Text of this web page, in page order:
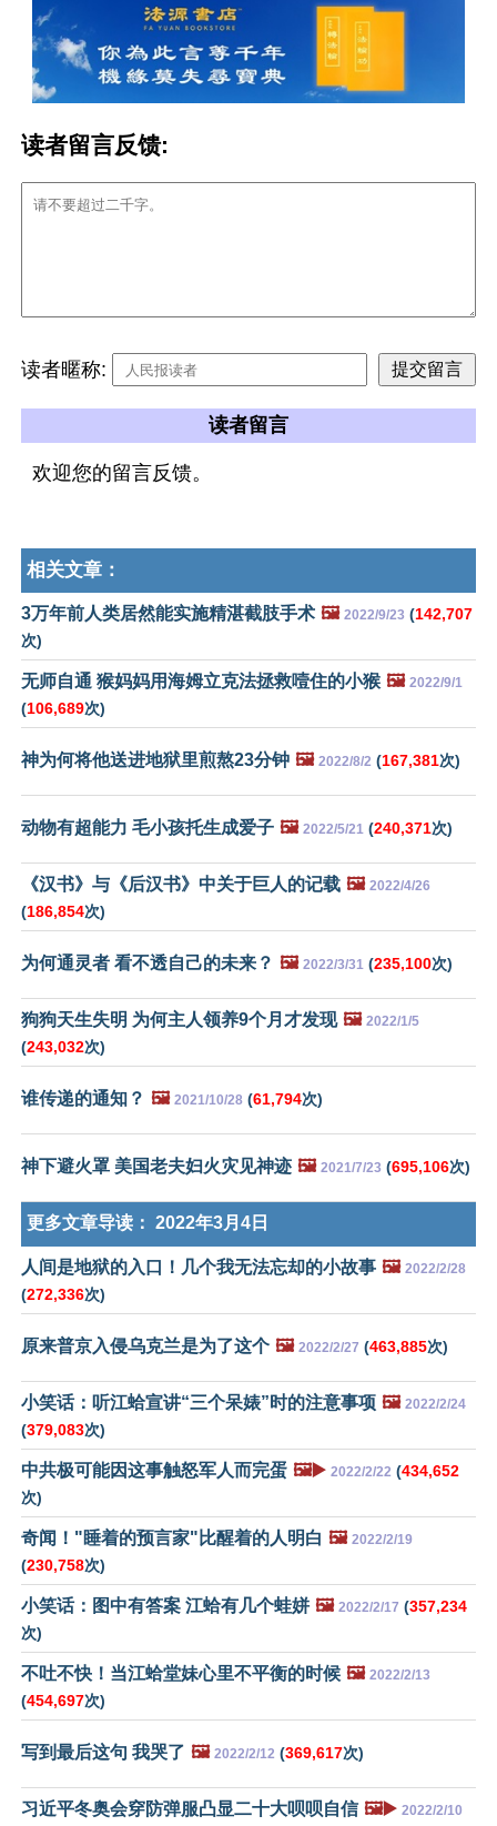
读者留言反馈:
读者暱称:
读者留言
欢迎您的留言反馈。
相关文章：
3万年前人类居然能实施精湛截肢手术 🖼️ 2022/9/23 (142,707
次)
无师自通 猴妈妈用海姆立克法拯救噎住的小猴 🖼️ 2022/9/1
(106,689次)
神为何将他送进地狱里煎熬23分钟 🖼️ 2022/8/2 (167,381次)
动物有超能力 毛小孩托生成爱子 🖼️ 2022/5/21 (240,371次)
《汉书》与《后汉书》中关于巨人的记载 🖼️ 2022/4/26
(186,854次)
为何通灵者 看不透自己的未来？ 🖼️ 2022/3/31 (235,100次)
狗狗天生失明 为何主人领养9个月才发现 🖼️ 2022/1/5
(243,032次)
谁传递的通知？ 🖼️ 2021/10/28 (61,794次)
神下避火罩 美国老夫妇火灾见神迹 🖼️ 2021/7/23 (695,106次)
更多文章导读： 2022年3月4日
人间是地狱的入口！几个我无法忘却的小故事 🖼️ 2022/2/28
(272,336次)
原来普京入侵乌克兰是为了这个 🖼️ 2022/2/27 (463,885次)
小笑话：听江蛤宣讲“三个呆婊”时的注意事项 🖼️ 2022/2/24
(379,083次)
中共极可能因这事触怒军人而完蛋 🖼️▶️ 2022/2/22 (434,652
次)
奇闻！"睡着的预言家"比醒着的人明白 🖼️ 2022/2/19
(230,758次)
小笑话：图中有答案 江蛤有几个蛙姘 🖼️ 2022/2/17 (357,234
次)
不吐不快！当江蛤堂妹心里不平衡的时候 🖼️ 2022/2/13
(454,697次)
写到最后这句 我哭了 🖼️ 2022/2/12 (369,617次)
习近平冬奥会穿防弹服凸显二十大呗呗自信 🖼️▶️ 2022/2/10